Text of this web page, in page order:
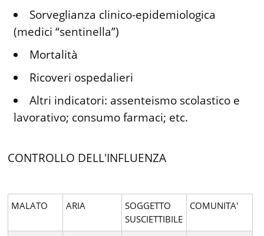
Sorveglianza clinico-epidemiologica
(medici “sentinella”)
Mortalità
Ricoveri ospedalieri
Altri indicatori: assenteismo scolastico e
lavorativo; consumo farmaci; etc.
CONTROLLO DELL'INFLUENZA
MALATO ARIA
SOGGETTO
SUSCIETTIBILE
COMUNITA'